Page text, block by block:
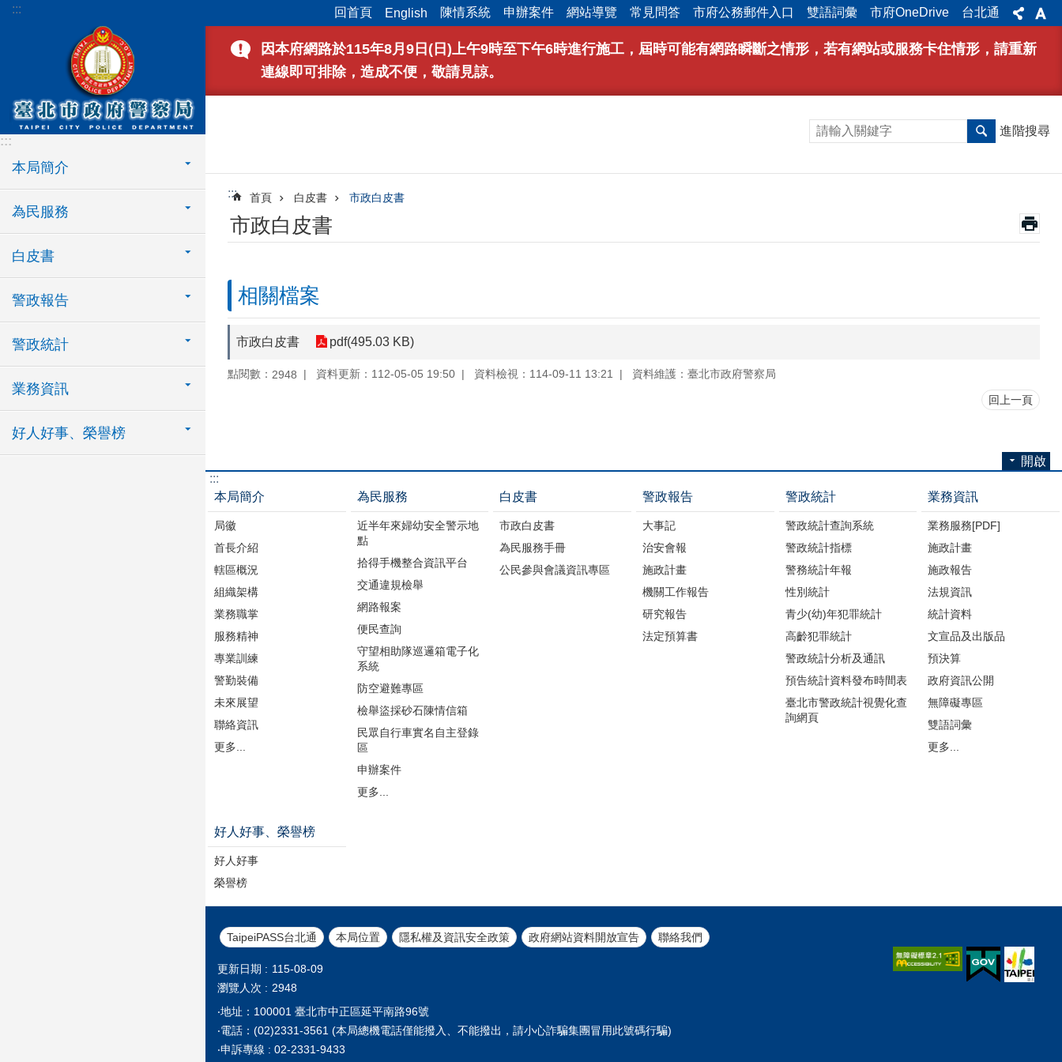
跳到主要內容區塊
::: 回首頁 English 陳情系統 申辦案件 網站導覽 常見問答 市府公務郵件入口 雙語詞彙 市府OneDrive 台北通
:::
本局簡介
為民服務
白皮書
警政報告
警政統計
業務資訊
好人好事、榮譽榜
因本府網路於115年8月9日(日)上午9時至下午6時進行施工，屆時可能有網路瞬斷之情形，若有網站或服務卡住情形，請重新
連線即可排除，造成不便，敬請見諒。
進階搜尋
::: 首頁 白皮書 市政白皮書
市政白皮書
相關檔案
市政白皮書 pdf(495.03 KB)
點閱數： 2948 資料更新：112-05-05 19:50 資料檢視：114-09-11 13:21 資料維護：臺北市政府警察局
回上一頁
開啟
:::
本局簡介
局徽
首長介紹
轄區概況
組織架構
業務職掌
服務精神
專業訓練
警勤裝備
未來展望
聯絡資訊
更多...
為民服務
近半年來婦幼安全警示地
點
拾得手機整合資訊平台
交通違規檢舉
網路報案
便民查詢
守望相助隊巡邏箱電子化
系統
防空避難專區
檢舉盜採砂石陳情信箱
民眾自行車實名自主登錄
區
申辦案件
更多...
白皮書
市政白皮書
為民服務手冊
公民參與會議資訊專區
警政報告
大事記
治安會報
施政計畫
機關工作報告
研究報告
法定預算書
警政統計
警政統計查詢系統
警政統計指標
警務統計年報
性別統計
青少(幼)年犯罪統計
高齡犯罪統計
警政統計分析及通訊
預告統計資料發布時間表
臺北市警政統計視覺化查
詢網頁
業務資訊
業務服務[PDF]
施政計畫
施政報告
法規資訊
統計資料
文宣品及出版品
預決算
政府資訊公開
無障礙專區
雙語詞彙
更多...
好人好事、榮譽榜
好人好事
榮譽榜
TaipeiPASS台北通 本局位置 隱私權及資訊安全政策 政府網站資料開放宣告 聯絡我們
更新日期
115-08-09
瀏覽人次
2948
‧地址：100001 臺北市中正區延平南路96號
‧電話：(02)2331-3561 (本局總機電話僅能撥入、不能撥出，請小心詐騙集團冒用此號碼行騙)
‧申訴專線 : 02-2331-9433